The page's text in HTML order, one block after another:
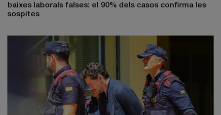
baixes laborals falses: el 90% dels casos confirma les
sospites